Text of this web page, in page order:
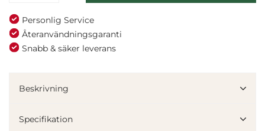
och annonserna till användarna, tillhandahålla funktioner
vidarebefordrar även sådana identifierare och annan
Personlig Service
Återanvändningsgaranti
Snabb & säker leverans
Beskrivning
Specifikation